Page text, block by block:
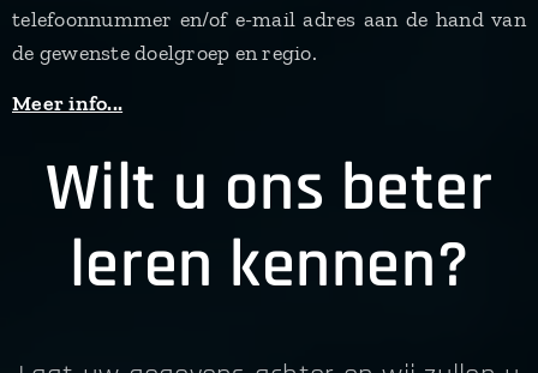
telefoonnummer en/of e-mail adres aan de hand van
de gewenste doelgroep en regio.
Meer info...
Wilt u ons beter
leren kennen?